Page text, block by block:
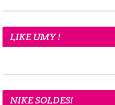
LIKE UMY !
NIKE SOLDES!